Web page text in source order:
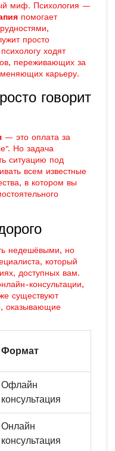
миф. Психология —
помогает
просто
ходят
переживающих за
карьеру.
говорит
— это оплата за
Но задача
ситуацию под
всем известные
в котором вы
недешёвыми, но
который
доступных вам.
консультации,
существуют
оказывающие
Формат
Офлайн
консультация
Онлайн
консультация